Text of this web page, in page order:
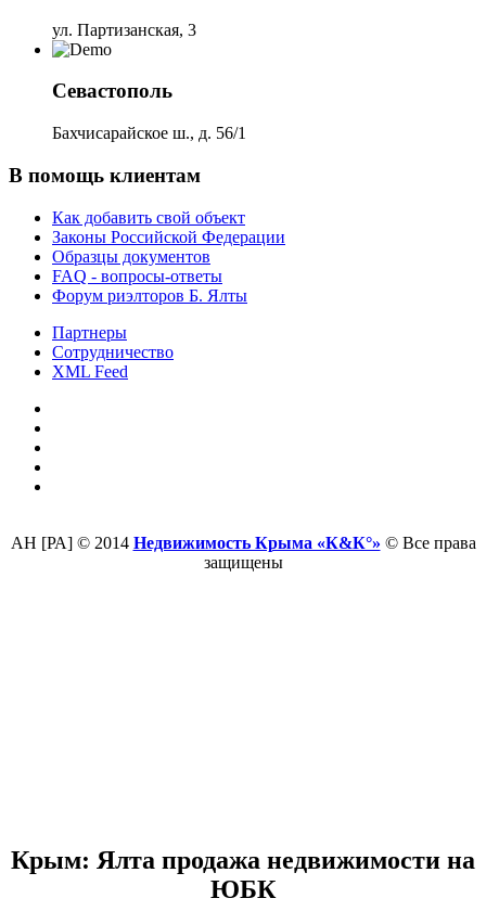
ул. Партизанская, 3
Севастополь
Бахчисарайское ш., д. 56/1
В помощь клиентам
Как добавить свой объект
Законы Российской Федерации
Образцы документов
FAQ - вопросы-ответы
Форум риэлторов Б. Ялты
Партнеры
Сотрудничество
XML Feed
АН [РА] © 2014 Недвижимость Крыма «К&К°» © Все права
защищены
Крым: Ялта продажа недвижимости на
ЮБК